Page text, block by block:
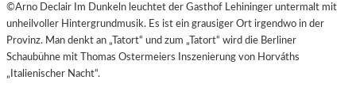
©Arno Declair Im Dunkeln leuchtet der Gasthof Lehininger untermalt mit
unheilvoller Hintergrundmusik. Es ist ein grausiger Ort irgendwo in der
Provinz. Man denkt an „Tatort“ und zum „Tatort“ wird die Berliner
Schaubühne mit Thomas Ostermeiers Inszenierung von Horváths
„Italienischer Nacht“.